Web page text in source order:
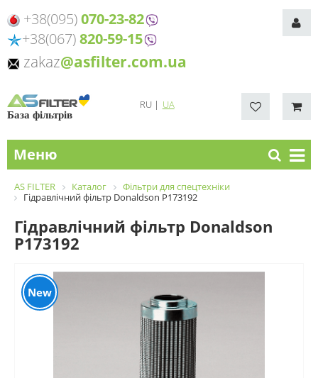
+38(095)070-23-82
+38(067)820-59-15
zakaz@asfilter.com.ua
База фільтрів
RU | UA
Меню
AS FILTER Каталог
Фільтри для спецтехніки
Гідравлічний фільтр Donaldson P173192
Гідравлічний фільтр Donaldson
P173192
New